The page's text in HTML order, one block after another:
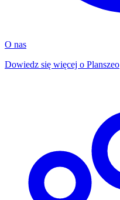
O nas
Dowiedz się więcej o Planszeo